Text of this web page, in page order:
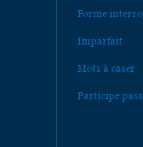
Forme
Imparfait
Mots à caser
Participe